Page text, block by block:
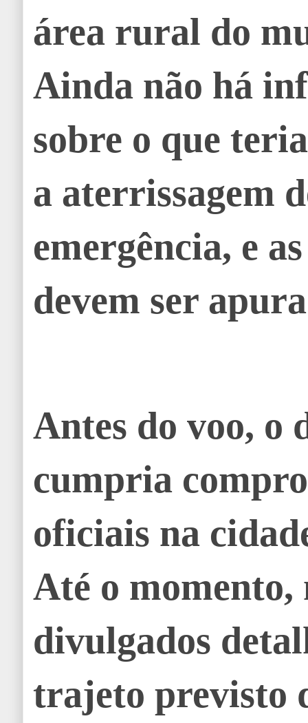
área rural do
Ainda não há
sobre o que
a aterrissagem
emergência, e
devem ser
Antes do voo, o
cumpria
oficiais na
Até o
divulgados
trajeto previsto